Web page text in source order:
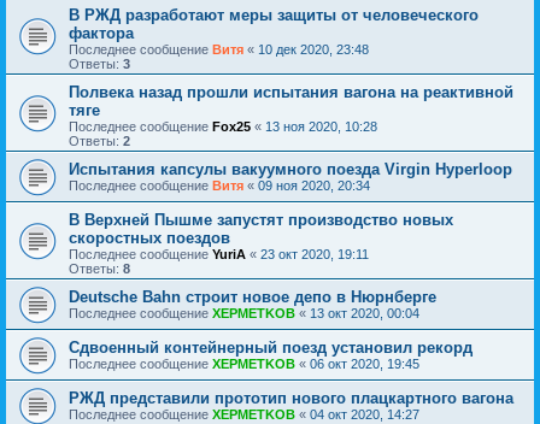
В РЖД разработают меры защиты от человеческого
фактора
Последнее сообщение Витя « 10 дек 2020, 23:48
Ответы: 3
Полвека назад прошли испытания вагона на реактивной
тяге
Последнее сообщение Fox25 « 13 ноя 2020, 10:28
Ответы: 2
Испытания капсулы вакуумного поезда Virgin Hyperloop
Последнее сообщение Витя « 09 ноя 2020, 20:34
В Верхней Пышме запустят производство новых
скоростных поездов
Последнее сообщение YuriA « 23 окт 2020, 19:11
Ответы: 8
Deutsche Bahn строит новое депо в Нюрнберге
Последнее сообщение XEPMETKOB « 13 окт 2020, 00:04
Сдвоенный контейнерный поезд установил рекорд
Последнее сообщение XEPMETKOB « 06 окт 2020, 19:45
РЖД представили прототип нового плацкартного вагона
Последнее сообщение XEPMETKOB « 04 окт 2020, 14:27